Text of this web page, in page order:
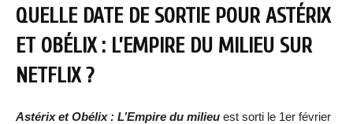
QUELLE DATE DE SORTIE POURASTÉRIX
ET OBÉLIX : L’EMPIRE DU MILIEU SUR
NETFLIX ?
Astérix et Obélix : L’Empire du milieu est sorti le 1er février